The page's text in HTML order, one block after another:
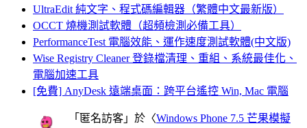
UltraEdit 純文字、程式碼編輯器（繁體中文最新版）
OCCT 燒機測試軟體（超頻檢測必備工具）
PerformanceTest 電腦效能、運作速度測試軟體(中文版)
Wise Registry Cleaner 登錄檔清理、重組、系統最佳化、
電腦加速工具
[免費] AnyDesk 遠端桌面：跨平台遙控 Win, Mac 電腦
「 匿名訪客 」於〈Windows Phone 7.5 芒果模擬